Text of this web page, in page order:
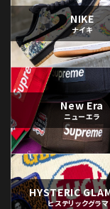
NIKE
ナイキ
New Era
ニューエラ
HYSTERIC
ヒステリックグラ